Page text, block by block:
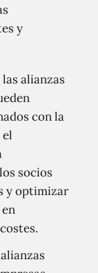
y
alianzas
con la
socios
y optimizar